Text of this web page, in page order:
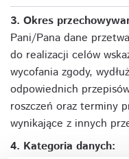
3. Okres
Pani/Pana dane
do realizacji celów
wycofania zgody,
odpowiednich
roszczeń oraz terminy
wynikające z innych
4. Kategoria danych: